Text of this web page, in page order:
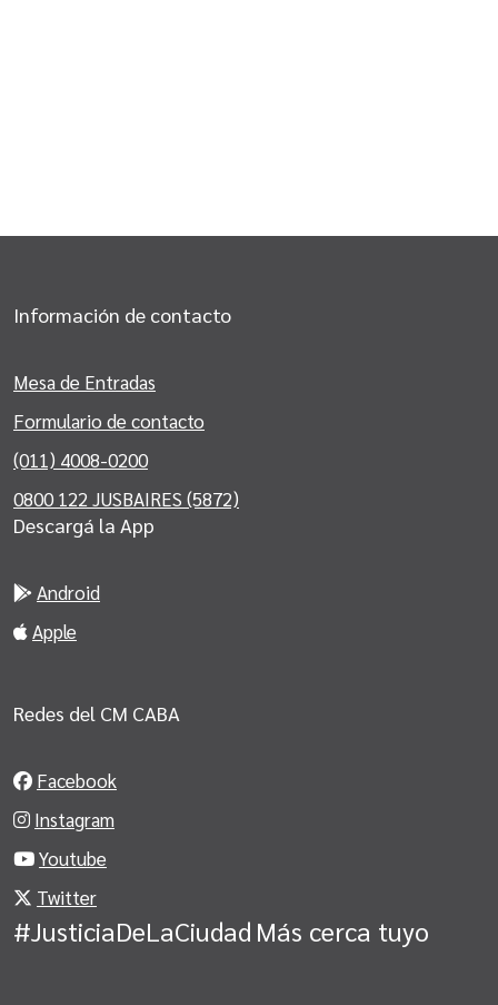
Información de contacto
Mesa de Entradas
Formulario de contacto
(011) 4008-0200
0800 122 JUSBAIRES (5872)
Descargá la App
Android
Apple
Redes del CM CABA
Facebook
Instagram
Youtube
Twitter
#JusticiaDeLaCiudad Más cerca tuyo